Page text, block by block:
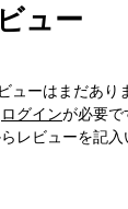
ュー
ューはまだあり
ログインが必要で
レビューを記入